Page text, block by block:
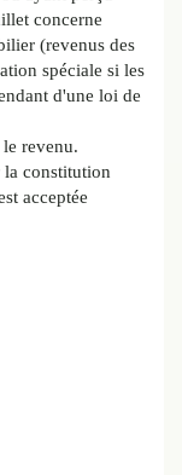
concerne
(revenus des
spéciale si les
d'une loi de
revenu.
la constitution
acceptée